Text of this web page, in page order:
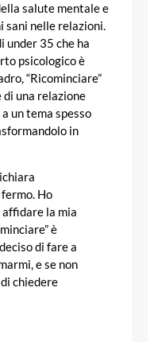
salute mentale e
sani nelle relazioni.
under 35 che ha
psicologico è
“Ricominciare”
una relazione
un tema spesso
in
Ho
la mia
è
di fare a
e se non
chiedere